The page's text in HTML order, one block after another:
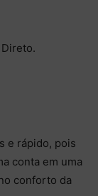
e rápido, pois
conta em uma
conforto da